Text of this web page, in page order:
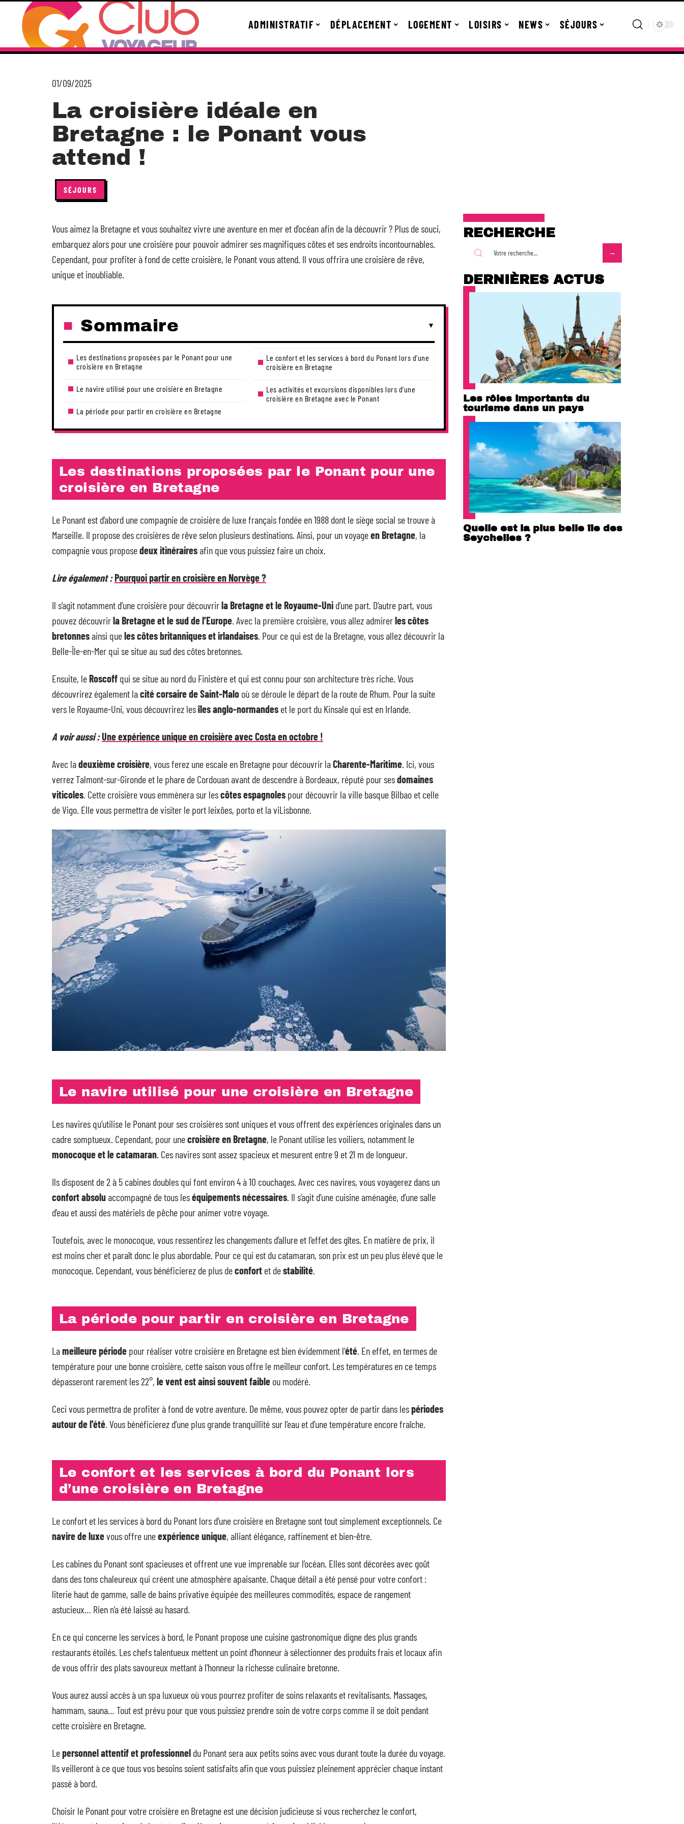
ADMINISTRATIF DÉPLACEMENT LOGEMENT LOISIRS NEWS SÉJOURS
01/09/2025
La croisière idéale en
Bretagne : le Ponant vous
attend !
SÉJOURS
Vous aimez la Bretagne et vous souhaitez vivre une aventure en mer et d’océan afin de la découvrir ? Plus de souci,
embarquez alors pour une croisière pour pouvoir admirer ses magnifiques côtes et ses endroits incontournables.
Cependant, pour profiter à fond de cette croisière, le Ponant vous attend. Il vous offrira une croisière de rêve,
unique et inoubliable.
Sommaire
Les destinations proposées par le Ponant pour une
croisière en Bretagne
Le navire utilisé pour une croisière en Bretagne
La période pour partir en croisière en Bretagne
Le confort et les services à bord du Ponant lors d’une
croisière en Bretagne
Les activités et excursions disponibles lors d’une
croisière en Bretagne avec le Ponant
Les destinations proposées par le Ponant pour une
croisière en Bretagne
Le Ponant est d’abord une compagnie de croisière de luxe français fondée en 1988 dont le siège social se trouve à
Marseille. Il propose des croisières de rêve selon plusieurs destinations. Ainsi, pour un voyageen Bretagne, la
compagnie vous proposedeux itinérairesafin que vous puissiez faire un choix.
Lire également :Pourquoi partir en croisière en Norvège ?
Il s’agit notamment d’une croisière pour découvrirla Bretagne et le Royaume-Uni d’une part. D’autre part, vous
pouvez découvrirla Bretagne et le sud de l’Europe. Avec la première croisière, vous allez admirerles côtes
bretonnesainsi queles côtes britanniques et irlandaises. Pour ce qui est de la Bretagne, vous allez découvrir la
Belle-Île-en-Mer qui se situe au sud des côtes bretonnes.
Ensuite, leRoscoff qui se situe au nord du Finistère et qui est connu pour son architecture très riche. Vous
découvrirez également lacité corsaire de Saint-Malo où se déroule le départ de la route de Rhum. Pour la suite
vers le Royaume-Uni, vous découvrirez lesîles anglo-normandes et le port du Kinsale qui est en Irlande.
A voir aussi :Une expérience unique en croisière avec Costa en octobre !
Avec ladeuxième croisière, vous ferez une escale en Bretagne pour découvrir laCharente-Maritime. Ici, vous
verrez Talmont-sur-Gironde et le phare de Cordouan avant de descendre à Bordeaux, réputé pour sesdomaines
viticoles. Cette croisière vous emmènera sur lescôtes espagnoles pour découvrir la ville basque Bilbao et celle
de Vigo. Elle vous permettra de visiter le port leixôes, porto et la viLisbonne.
Le navire utilisé pour une croisière en Bretagne
Les navires qu’utilise le Ponant pour ses croisières sont uniques et vous offrent des expériences originales dans un
cadre somptueux. Cependant, pour unecroisière en Bretagne, le Ponant utilise les voiliers, notamment le
monocoque et le catamaran. Ces navires sont assez spacieux et mesurent entre 9 et 21 m de longueur.
Ils disposent de 2 à 5 cabines doubles qui font environ 4 à 10 couchages. Avec ces navires, vous voyagerez dans un
confort absoluaccompagné de tous leséquipements nécessaires. Il s’agit d’une cuisine aménagée, d’une salle
d’eau et aussi des matériels de pêche pour animer votre voyage.
Toutefois, avec le monocoque, vous ressentirez les changements d’allure et l’effet des gîtes. En matière de prix, il
est moins cher et paraît donc le plus abordable. Pour ce qui est du catamaran, son prix est un peu plus élevé que le
monocoque. Cependant, vous bénéficierez de plus deconfort et destabilité.
La période pour partir en croisière en Bretagne
Lameilleure période pour réaliser votre croisière en Bretagne est bien évidemment l’été. En effet, en termes de
température pour une bonne croisière, cette saison vous offre le meilleur confort. Les températures en ce temps
dépasseront rarement les 22°, le vent est ainsi souvent faible ou modéré.
Ceci vous permettra de profiter à fond de votre aventure. De même, vous pouvez opter de partir dans lespériodes
autour de l’été. Vous bénéficierez d’une plus grande tranquillité sur l’eau et d’une température encore fraîche.
Le confort et les services à bord du Ponant lors
d’une croisière en Bretagne
Le confort et les services à bord du Ponant lors d’une croisière en Bretagne sont tout simplement exceptionnels. Ce
navire de luxevous offre uneexpérience unique, alliant élégance, raffinement et bien-être.
Les cabines du Ponant sont spacieuses et offrent une vue imprenable sur l’océan. Elles sont décorées avec goût
dans des tons chaleureux qui créent une atmosphère apaisante. Chaque détail a été pensé pour votre confort :
literie haut de gamme, salle de bains privative équipée des meilleures commodités, espace de rangement
astucieux… Rien n’a été laissé au hasard.
En ce qui concerne les services à bord, le Ponant propose une cuisine gastronomique digne des plus grands
restaurants étoilés. Les chefs talentueux mettent un point d’honneur à sélectionner des produits frais et locaux afin
de vous offrir des plats savoureux mettant à l’honneur la richesse culinaire bretonne.
Vous aurez aussi accès à un spa luxueux où vous pourrez profiter de soins relaxants et revitalisants. Massages,
hammam, sauna… Tout est prévu pour que vous puissiez prendre soin de votre corps comme il se doit pendant
cette croisière en Bretagne.
Lepersonnel attentif et professionnel du Ponant sera aux petits soins avec vous durant toute la durée du voyage.
Ils veilleront à ce que tous vos besoins soient satisfaits afin que vous puissiez pleinement apprécier chaque instant
passé à bord.
Choisir le Ponant pour votre croisière en Bretagne est une décision judicieuse si vous recherchez le confort,
RECHERCHE
DERNIÈRES ACTUS
Les rôles importants du
tourisme dans un pays
Quelle est la plus belle île des
Seychelles ?